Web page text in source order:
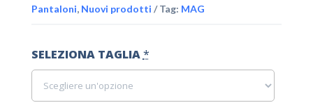
Pantaloni, Nuovi prodotti Tag: MAG
SELEZIONA TAGLIA*